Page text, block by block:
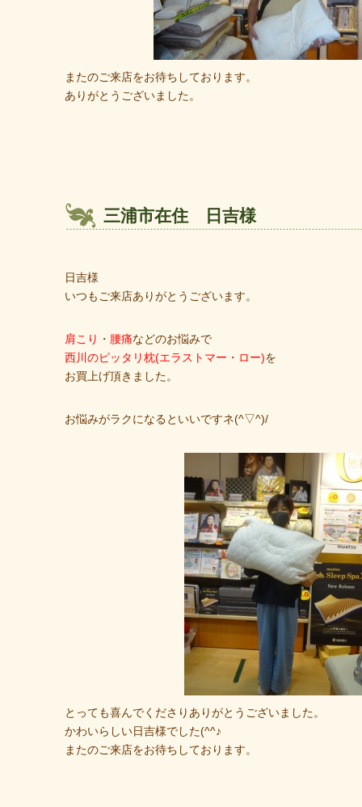
またのご来店をお待ちしております。
ありがとうございました。
三浦市在住 日吉様
日吉様
いつもご来店ありがとうございます。
肩こり ・ 腰痛などのお悩みで
西川のピッタリ枕(エラストマー・ロー)を
お買上げ頂きました。
お悩みがラクになるといいですネ(^▽^)/
とっても喜んでくださりありがとうございました。
かわいらしい日吉様でした(^^♪
またのご来店をお待ちしております。